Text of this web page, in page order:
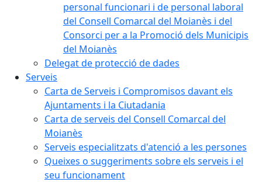
personal funcionari i de personal laboral
del Consell Comarcal del Moianès i del
Consorci per a la Promoció dels Municipis
del Moianès
Delegat de protecció de dades
Serveis
Carta de Serveis i Compromisos davant els
Ajuntaments i la Ciutadania
Carta de serveis del Consell Comarcal del
Moianès
Serveis especialitzats d'atenció a les persones
Queixes o suggeriments sobre els serveis i el
seu funcionament